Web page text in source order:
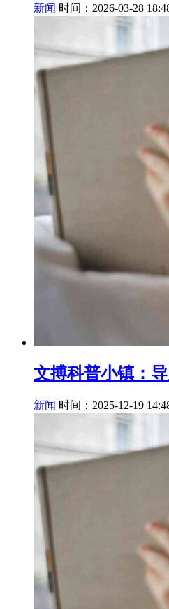
新闻 时间：2026-03-28
文搏科普小镇：
新闻 时间：2025-12-19